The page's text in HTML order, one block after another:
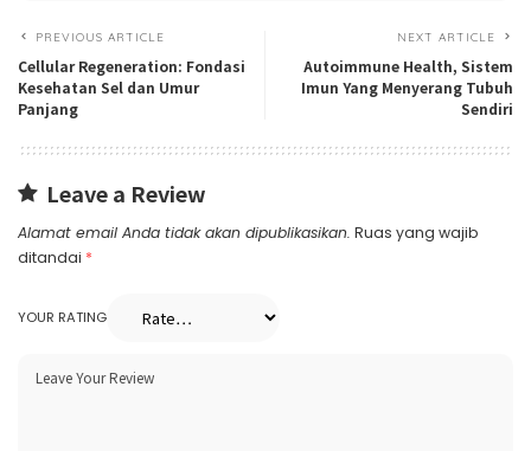
PREVIOUS ARTICLE
Cellular Regeneration: Fondasi
Kesehatan Sel dan Umur
Panjang
NEXT ARTICLE
Autoimmune Health, Sistem
Imun Yang Menyerang Tubuh
Sendiri
Leave a Review
Alamat email Anda tidak akan dipublikasikan. Ruas yang wajib
ditandai *
YOUR RATING